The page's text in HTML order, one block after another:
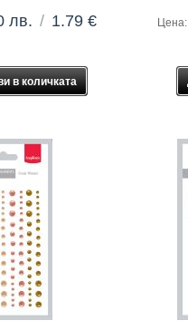
лв. / 1.79 € Цена: